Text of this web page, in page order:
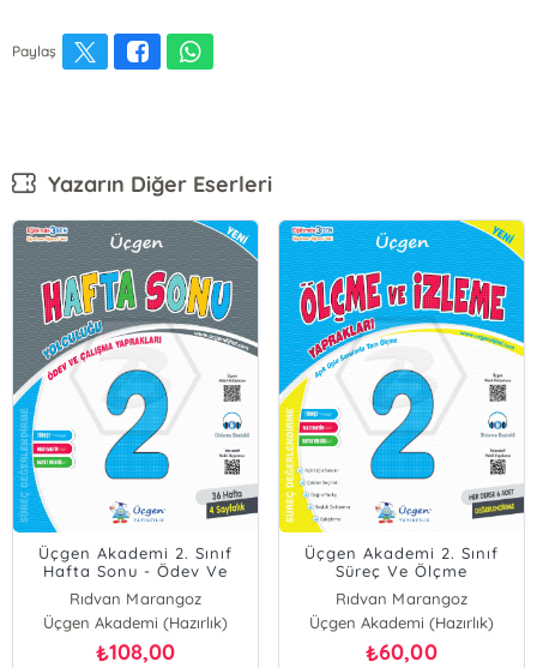
Paylaş
Yazarın Diğer Eserleri
Üçgen Akademi 2. Sınıf
Hafta Sonu - Ödev Ve
Çalışma Yaprakları 36
Hafta - 2024
Rıdvan Marangoz
Üçgen Akademi (Hazırlık)
₺108,00
Üçgen Akademi 2. Sınıf
Süreç Ve Ölçme
Değerlendirme - Sınav
Kitabı - Her Ders İçin 6
Sınav - Tam Ölçme
Yaprakları - 2024
Rıdvan Marangoz
Üçgen Akademi (Hazırlık)
₺60,00